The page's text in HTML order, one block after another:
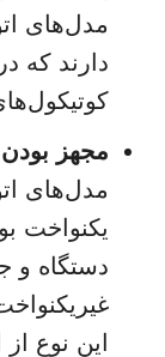
مدل‌های
دارند که
مجهز
مدل‌های
یکنواخت
دستگاه و
این نوع